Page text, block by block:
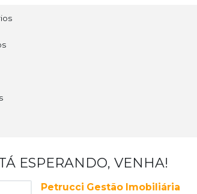
ESPERANDO, VENHA!
Petrucci Gestão Imobiliária